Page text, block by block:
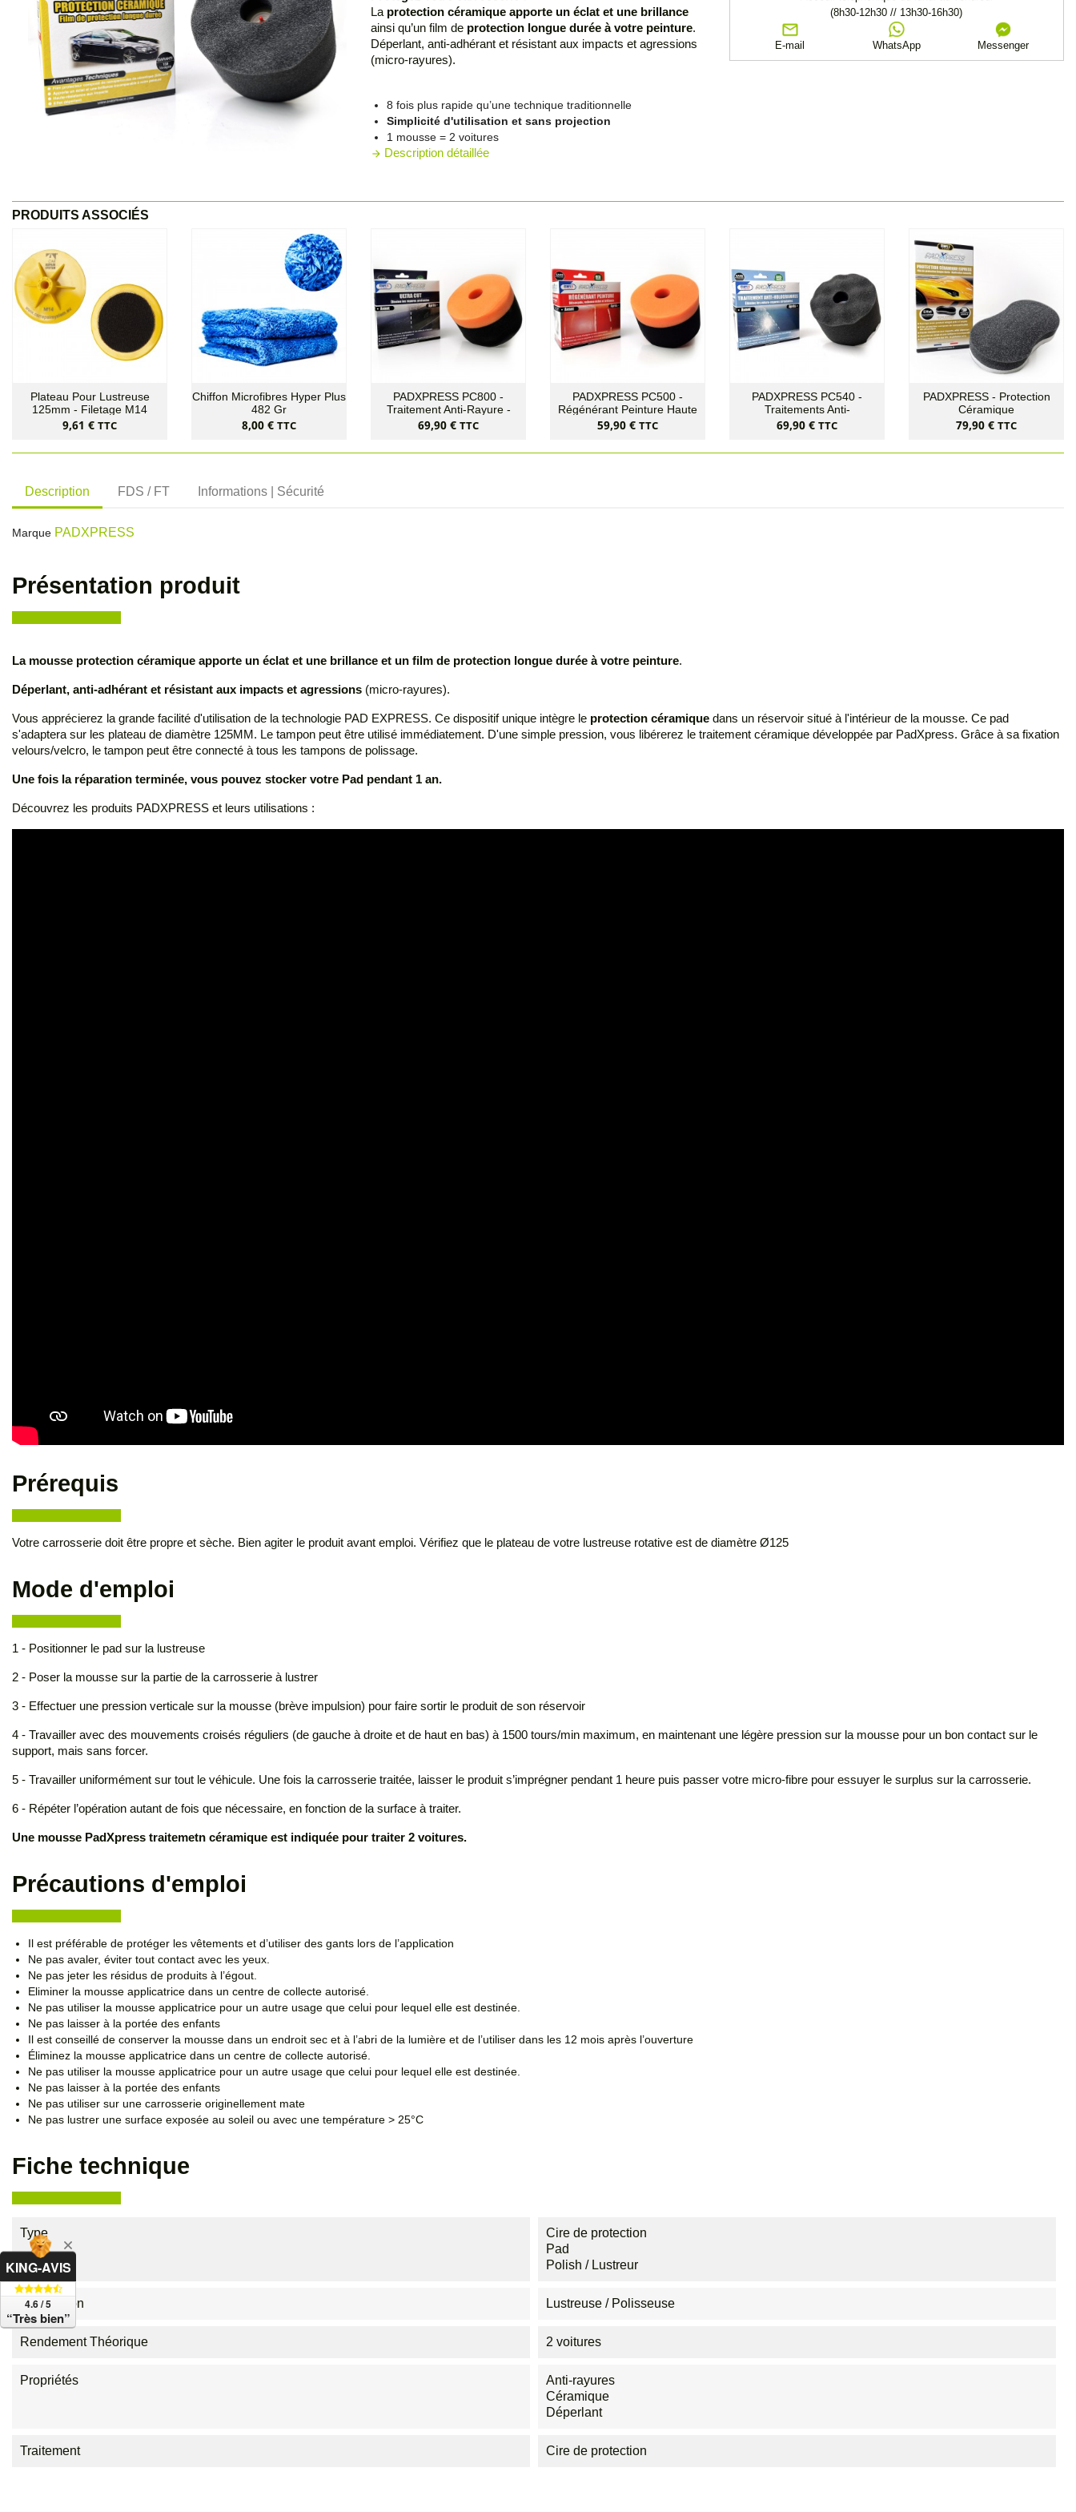
Laprotection céramique apporte un éclat et une brillance
ainsi qu’un film de protection longue durée à votre peinture.
Déperlant, anti-adhérant et résistant aux impacts et agressions
(micro-rayures).
8 fois plus rapide qu’une technique traditionnelle
Simplicité d'utilisation et sans projection
1 mousse = 2 voitures
arrow_forward Description détaillée
(8h30-12h30 // 13h30-16h30)
E-mail WhatsApp Messenger
PRODUITS ASSOCIÉS
Plateau Pour Lustreuse
125mm - Filetage M14
Prix
9,61 € TTC
Chiffon Microfibres Hyper Plus
482 Gr
Prix
8,00 € TTC
PADXPRESS PC800 -
Traitement Anti-Rayure -
Ultra-Cut
Prix
69,90 € TTC
PADXPRESS PC500 -
Régénérant Peinture Haute
Performance
Prix
59,90 € TTC
PADXPRESS PC540 -
Traitements Anti-
Hologrammes
Prix
69,90 € TTC
PADXPRESS - Protection
Céramique
Prix
79,90 € TTC
Description FDS / FT Informations | Sécurité
Marque PADXPRESS
Présentation produit
La mousse protection céramique apporte un éclat et une brillance et un film de protection longue durée à votre peinture.
Déperlant, anti-adhérant et résistant aux impacts et agressions (micro-rayures).
Vous apprécierez la grande facilité d'utilisation de la technologie PAD EXPRESS. Ce dispositif unique intègre le protection céramique dans un réservoir situé à l'intérieur de la mousse. Ce pad
s'adaptera sur les plateau de diamètre 125MM. Le tampon peut être utilisé immédiatement. D'une simple pression, vous libérerez le traitement céramique développée par PadXpress. Grâce à sa fixation
velours/velcro, le tampon peut être connecté à tous les tampons de polissage.
Une fois la réparation terminée, vous pouvez stocker votre Pad pendant 1 an.
Découvrez les produits PADXPRESS et leurs utilisations :
Prérequis
Votre carrosserie doit être propre et sèche. Bien agiter le produit avant emploi. Vérifiez que le plateau de votre lustreuse rotative est de diamètre Ø125
Mode d'emploi
1 - Positionner le pad sur la lustreuse
2 - Poser la mousse sur la partie de la carrosserie à lustrer
3 - Effectuer une pression verticale sur la mousse (brève impulsion) pour faire sortir le produit de son réservoir
4 - Travailler avec des mouvements croisés réguliers (de gauche à droite et de haut en bas) à 1500 tours/min maximum, en maintenant une légère pression sur la mousse pour un bon contact sur le
support, mais sans forcer.
5 - Travailler uniformément sur tout le véhicule. Une fois la carrosserie traitée, laisser le produit s’imprégner pendant 1 heure puis passer votre micro-fibre pour essuyer le surplus sur la carrosserie.
6 - Répéter l’opération autant de fois que nécessaire, en fonction de la surface à traiter.
Une mousse PadXpress traitemetn céramique est indiquée pour traiter 2 voitures.
Précautions d'emploi
Il est préférable de protéger les vêtements et d’utiliser des gants lors de l’application
Ne pas avaler, éviter tout contact avec les yeux.
Ne pas jeter les résidus de produits à l’égout.
Eliminer la mousse applicatrice dans un centre de collecte autorisé.
Ne pas utiliser la mousse applicatrice pour un autre usage que celui pour lequel elle est destinée.
Ne pas laisser à la portée des enfants
Il est conseillé de conserver la mousse dans un endroit sec et à l’abri de la lumière et de l’utiliser dans les 12 mois après l’ouverture
Éliminez la mousse applicatrice dans un centre de collecte autorisé.
Ne pas utiliser la mousse applicatrice pour un autre usage que celui pour lequel elle est destinée.
Ne pas laisser à la portée des enfants
Ne pas utiliser sur une carrosserie originellement mate
Ne pas lustrer une surface exposée au soleil ou avec une température > 25°C
Fiche technique
Type
Cire de protection
Pad
Polish / Lustreur
Application Lustreuse / Polisseuse
Rendement Théorique 2 voitures
Propriétés
Anti-rayures
Céramique
Déperlant
Traitement Cire de protection
KING-AVIS
4.6 / 5
“Très bien”